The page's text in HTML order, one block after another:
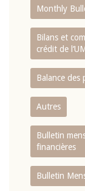
Monthly
Bilans et
crédit de
Balance des
Autres
Bulletin
financières
Bulletin